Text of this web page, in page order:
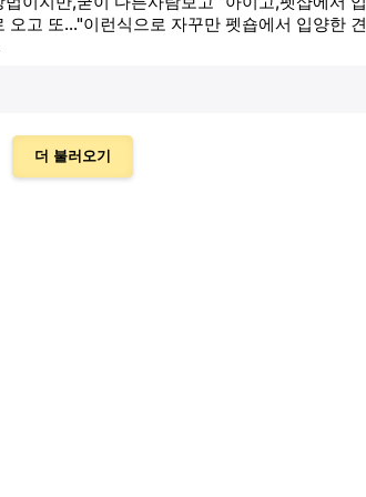
고 또..."이런식으로 자꾸만 펫숍에서 입양한 견
더 불러오기